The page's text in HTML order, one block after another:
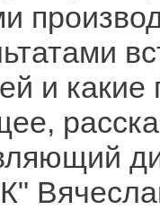
и какие